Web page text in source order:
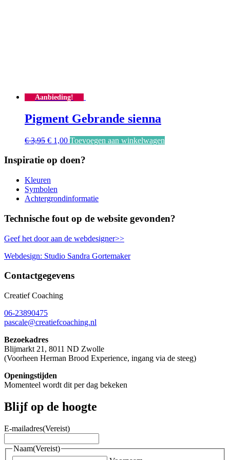
Aanbieding!
Pigment Gebrande sienna
€3,95 Oorspronkelijke
was:
€ 3,95.
€ 1,00Huidige
is:
Toevoegen aan winkelwagen
Inspiratie op doen?
Kleuren
Symbolen
Achtergrondinformatie
Technische fout op de website gevonden?
Geef het door aan de webdesigner>>
Webdesign: Studio Sandra Gortemaker
Contactgegevens
Creatief Coaching
06-23890475
pascale@creatiefcoaching.nl
Bezoekadres
Blijmarkt 21, 8011 ND Zwolle
(Voorheen Herman Brood Experience, ingang via de steeg)
Openingstijden
Momenteel wordt dit per dag bekeken
Blijf op de hoogte
E-mailadres(Vereist)
Naam(Vereist)